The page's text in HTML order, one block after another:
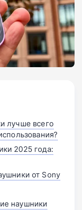
лучше всего
2025 года:
от Sony
наушники